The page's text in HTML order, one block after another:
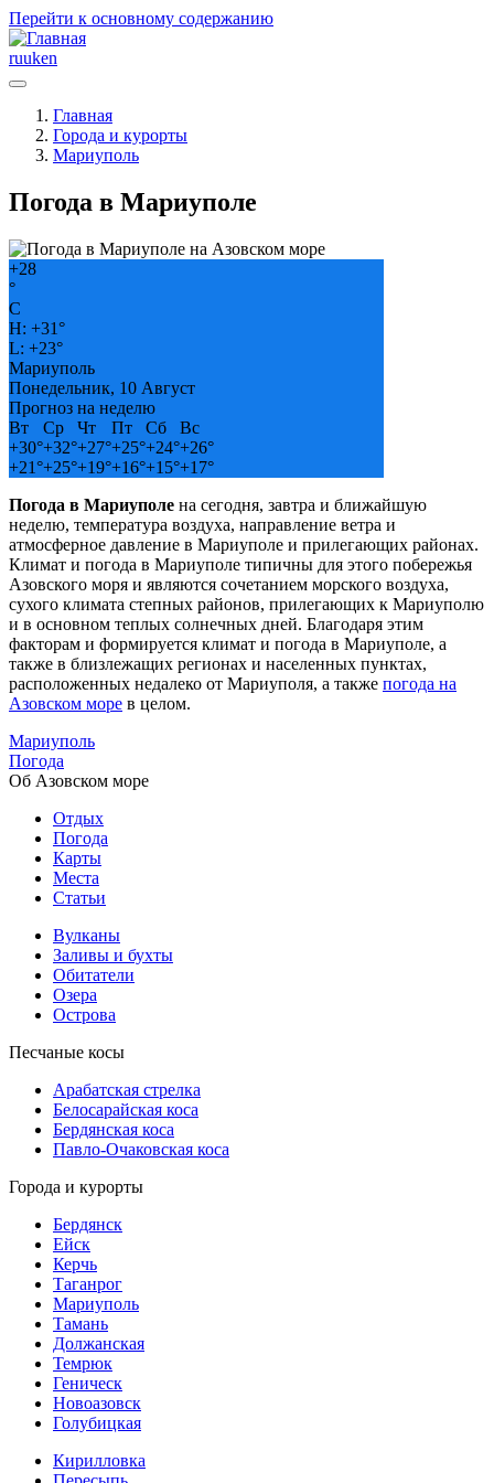
Перейти к основному содержанию
ruuken
Главная
Города и курорты
Мариуполь
Погода в Мариуполе
+28
°
C
H: +31°
L: +23°
Мариуполь
Понедельник, 10 Август
Прогноз на неделю
Вт
Ср Чт Пт Сб
Вс
+30°+32°+27°+25°+24°+26°
+21°+25°+19°+16°+15°+17°
Погода в Мариуполе на сегодня, завтра и ближайшую
неделю, температура воздуха, направление ветра и
атмосферное давление в Мариуполе и прилегающих районах.
Климат и погода в Мариуполе типичны для этого побережья
Азовского моря и являются сочетанием морского воздуха,
сухого климата степных районов, прилегающих к Мариуполю
и в основном теплых солнечных дней. Благодаря этим
факторам и формируется климат и погода в Мариуполе, а
также в близлежащих регионах и населенных пунктах,
расположенных недалеко от Мариуполя, а также погода на
Азовском море в целом.
Мариуполь
Погода
Об Азовском море
Отдых
Погода
Карты
Места
Статьи
Вулканы
Заливы и бухты
Обитатели
Озера
Острова
Песчаные косы
Арабатская стрелка
Белосарайская коса
Бердянская коса
Павло-Очаковская коса
Города и курорты
Бердянск
Ейск
Керчь
Таганрог
Мариуполь
Тамань
Должанская
Темрюк
Геническ
Новоазовск
Голубицкая
Кирилловка